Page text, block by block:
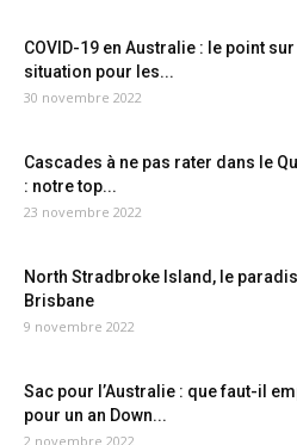
COVID-19 en Australie : le point sur
situation pour les...
30 novembre 2022
Cascades à ne pas rater dans le
: notre top...
23 novembre 2022
North Stradbroke Island, le
Brisbane
9 novembre 2022
Sac pour l’Australie : que faut-il
pour un an Down...
2 novembre 2022